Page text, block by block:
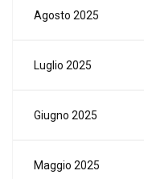
Agosto 2025
Luglio 2025
Giugno 2025
Maggio 2025